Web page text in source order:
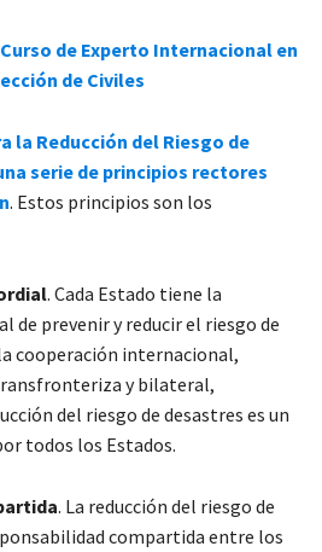
Curso de Experto Internacional en
de Civiles
la Reducción del Riesgo de
serie de principios rectores
. Estos principios son los
. Cada Estado tiene la
de prevenir y reducir el riesgo de
cooperación internacional,
y bilateral,
del riesgo de desastres es un
todos los Estados.
. La reducción del riesgo de
compartida entre los